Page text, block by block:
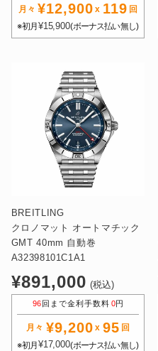
月々 ¥12,900 x 119 回
※初月 ¥15,900(ボーナス払い無し)
BREITLING
クロノマット オートマチック
GMT 40mm 自動巻
A32398101C1A1
通
常
価
¥891,000 (税込)
96 回まで金利手数料 0円
月々 ¥9,200 x 95 回
※初月¥17,000(ボーナス払い無し)